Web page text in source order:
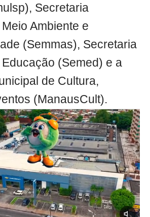
Secretaria
Ambiente e
(Semmas), Secretaria
(Semed) e a
de Cultura,
(ManausCult).